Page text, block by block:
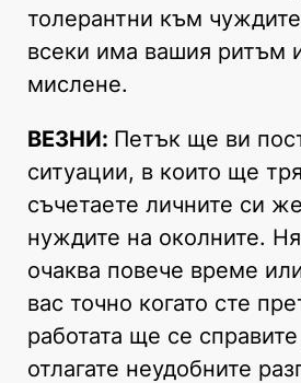
толерантни към
всеки има вашия ритъм
мислене.
ВЕЗНИ: Петък ще ви
ситуации, в които ще
съчетаете личните си
нуждите на околните.
очаква повече време
вас точно когато сте
работата ще се
отлагате неудобните